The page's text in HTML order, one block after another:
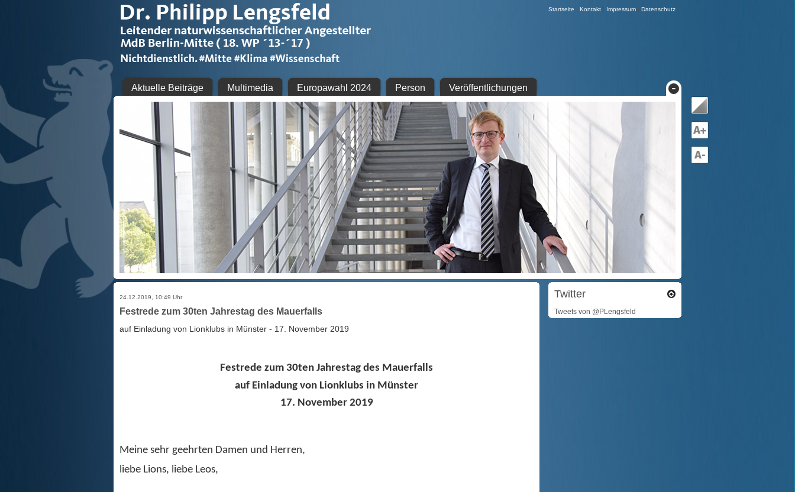
Startseite | Kontakt | Impressum | Datenschutz
Aktuelle Beiträge Multimedia Europawahl 2024 Person Veröffentlichungen
24.12.2019, 10:49 Uhr
Festrede zum 30ten Jahrestag des Mauerfalls
auf Einladung von Lionklubs in Münster - 17. November 2019
Festrede zum 30ten Jahrestag des Mauerfalls
auf Einladung von Lionklubs in Münster
17. November 2019
Meine sehr geehrten Damen und Herren,
liebe Lions, liebe Leos,
Twitter
Tweets von @PLengsfeld